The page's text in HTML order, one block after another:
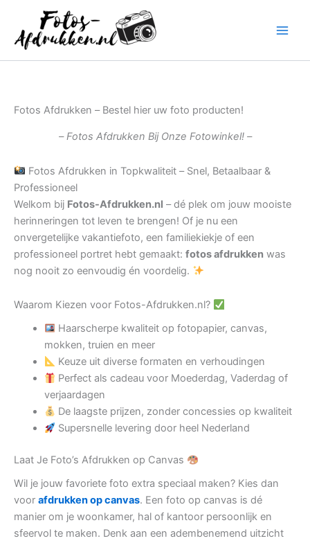
inhoud
Fotos Afdrukken – Bestel hier uw foto producten!
– Fotos Afdrukken Bij Onze Fotowinkel! –
Fotos Afdrukken in Topkwaliteit – Snel, Betaalbaar &
Professioneel
Welkom bij Fotos-Afdrukken.nl – dé plek om jouw mooiste
herinneringen tot leven te brengen! Of je nu een
onvergetelijke vakantiefoto, een familiekiekje of een
professioneel portret hebt gemaakt: fotos afdrukken was
nog nooit zo eenvoudig én voordelig.
Waarom Kiezen voor Fotos-Afdrukken.nl?
Haarscherpe kwaliteit op fotopapier, canvas,
mokken, truien en meer
Keuze uit diverse formaten en verhoudingen
Perfect als cadeau voor Moederdag, Vaderdag of
verjaardagen
De laagste prijzen, zonder concessies op kwaliteit
Supersnelle levering door heel Nederland
Laat Je Foto’s Afdrukken op Canvas
Wil je jouw favoriete foto extra speciaal maken? Kies dan
voor afdrukken op canvas. Een foto op canvas is dé
manier om je woonkamer, hal of kantoor persoonlijk en
sfeervol te maken. Denk aan een adembenemend uitzicht